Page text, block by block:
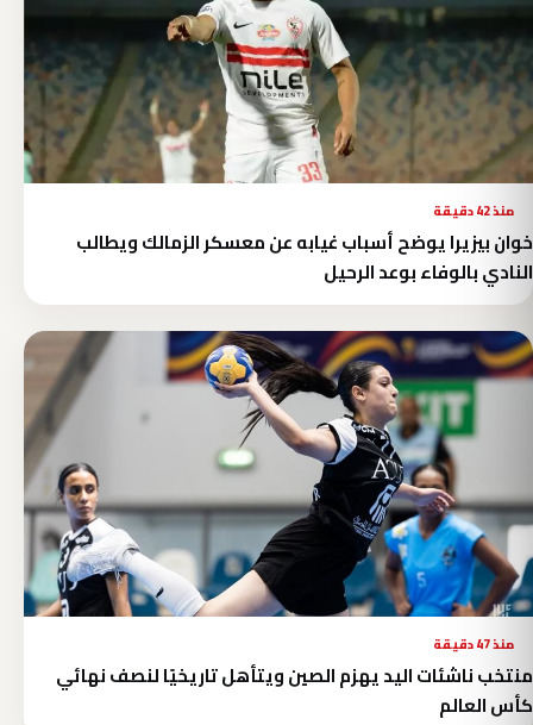
منذ 42 دقيقة
خوان بيزيرا يوضح أسباب غيابه عن معسكر الزمالك ويطالب
النادي بالوفاء بوعد الرحيل
منذ 47 دقيقة
منتخب ناشئات اليد يهزم الصين ويتأهل تاريخيًا لنصف نهائي
كأس العالم